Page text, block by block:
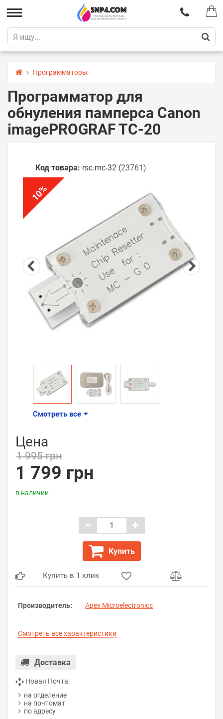
Программаторы
Программатор для
обнуления памперса Canon
imagePROGRAF TC-20
Код товара: rsс.mc-32 (23761)
10
%
Смотреть все
Цена
1 995 грн
1 799 грн
в наличии
Купить
Купить в 1 клик
Производитель: Apex Microelectronics
Смотреть все характеристики
Доставка
Новая Почта:
на отделение
на почтомат
по адресу